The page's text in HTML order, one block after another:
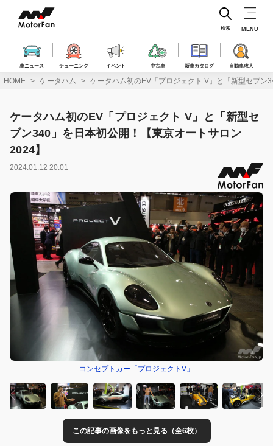
ス
車ニュース チューニング イベント 中古車 新車カタログ 自動車求人
検索 MENU
HOME ケータハム ケータハム初のEV「プロジェクト V」と「新型セブ
ケータハム初のEV「プロジェクト V」と「新型セ
ブン340」を日本初公開！【東京オートサロン
2024】
2024.01.12 20:01
コンセプトカー「プロジェクトV」
この記事の画像をもっと見る（全6枚）